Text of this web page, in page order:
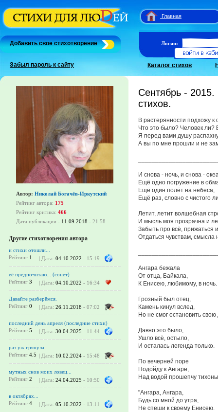
Главная
Добавить свое стихотворение
Забыл пароль к сайту
Логин:
Каталог стихов
Автор: Николай Богачёв-Иркутский
Рейтинг автора: 175
Рейтинг критика: 466
Дата публикации - 11.09.2018 - 21:58
Другие стихотворения автора
и стихи отошли...
Рейтинг 1 | Дата: 04.10.2022 - 15:19
её предпочитаю... (сонет)
Рейтинг 3 | Дата: 04.10.2022 - 16:34
Давайте разберёмся.
Рейтинг 0 | Дата: 26.11.2018 - 07:02
последний день апреля (последние стихи)
Рейтинг 5 | Дата: 30.04.2025 - 11:44
раз уж грянула...
Рейтинг 4.5 | Дата: 10.02.2024 - 15:48
мутных снов моих ловец...
Рейтинг 2 | Дата: 24.04.2025 - 10:50
в октябрях...
Рейтинг 4 | Дата: 05.10.2022 - 13:11
Сентябрь - 2015.
стихов.
В растерянности подхожу к
Что это было? Человек ли?
Я перед вами душу
А вы по мне прошли и не
И снова - ночь, и снова -
Ещё одно погружение в
Ещё один полёт на небеса,
Ещё раз, словно с чистого
Летит, летит волшебная
И мысль моя прозрачна и
Забыть про всё, прижаться
Отдаться чувствам, смысла
Ангара бежала
От отца, Байкала,
К Енисею, любимому, в ночь.
Грозный был отец,
Камень кинул вслед,
Но не смог остановить свою
Давно это было,
Ушло всё, остыло,
И осталась легенда только.
По вечерней поре
Подойду к Ангаре,
Над водой прошепчу
"Ангара, Ангара,
Будь со мной до утра,
Не спеши к своему Енисею.